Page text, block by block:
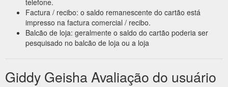
Factura / recibo: o saldo remanescente do cartão está
impresso na factura comercial / recibo.
Balcão de loja: geralmente o saldo do cartão poderia ser
pesquisado no balcão de loja ou a loja
Giddy Geisha Avaliação do usuário